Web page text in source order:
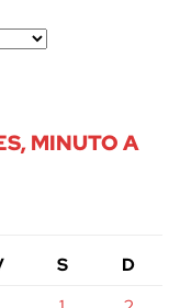
MINUTO A
S
D